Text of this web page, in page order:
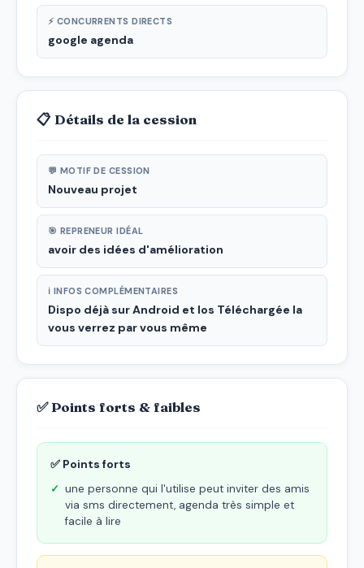
⚡ CONCURRENTS DIRECTS
google agenda
📋 Détails de la cession
💬 MOTIF DE CESSION
Nouveau projet
🎯 REPRENEUR IDÉAL
avoir des idées d'amélioration
ℹ INFOS COMPLÉMENTAIRES
Dispo déjà sur Android et Ios Téléchargée la
vous verrez par vous même
✅ Points forts & faibles
✅ Points forts
une personne qui l'utilise peut inviter des amis
via sms directement, agenda très simple et
facile à lire